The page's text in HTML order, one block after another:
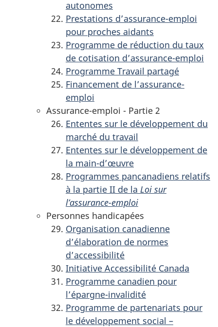
autonomes
Prestations d’assurance-emploi
pour proches aidants
Programme de réduction du taux
de cotisation d’assurance-emploi
Programme Travail partagé
Financement de l’assurance-
emploi
Assurance-emploi - Partie 2
Ententes sur le développement du
marché du travail
Ententes sur le développement de
la main-d’œuvre
Programmes pancanadiens relatifs
à la partie II de la Loi sur
l’assurance-emploi
Personnes handicapées
Organisation canadienne
d’élaboration de normes
d’accessibilité
Initiative Accessibilité Canada
Programme canadien pour
l’épargne-invalidité
Programme de partenariats pour
le développement social –